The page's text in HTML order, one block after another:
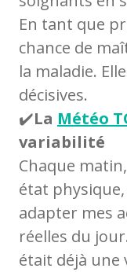
En tant que
chance de
la maladie.
décisives.
✔️La Météo
variabilité
Chaque
état
adapter mes
réelles du
était déjà une